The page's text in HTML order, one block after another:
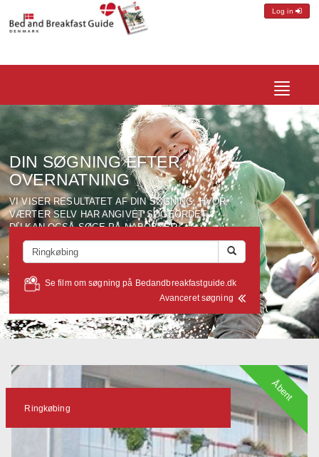
Log in
Toggle
DIN SØGNING EFTER
OVERNATNING
VI VISER RESULTATET AF DIN SØGNING, HVOR
VÆRTER SELV HAR ANGIVET SØGEORDET.
DU KAN OGSÅ SØGE PÅ NABOBYER,
SEVÆRDIGHEDER, VÆRTSNAVN ELLER ANDRE
SØGEORD VÆRTERNE MÅTTE HAVE ANGIVET FOR
DERES OMRÅDE.
Avanceret søgning
Se film om søgning på Bedandbreakfastguide.dk
Ringkøbing
Åbent